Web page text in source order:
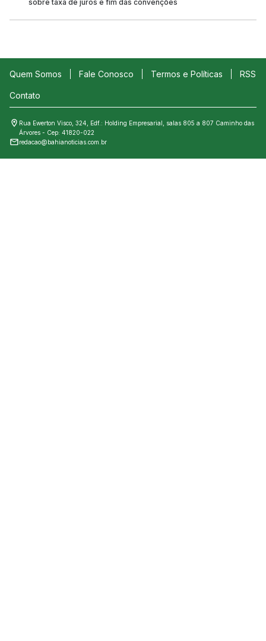
sobre taxa de juros e fim das convenções
Quem Somos Fale Conosco Termos e Políticas RSS
Contato
Rua Ewerton Visco, 324, Edf.: Holding Empresarial, salas 805 a 807 Caminho das
Árvores - Cep: 41820-022
redacao@bahianoticias.com.br